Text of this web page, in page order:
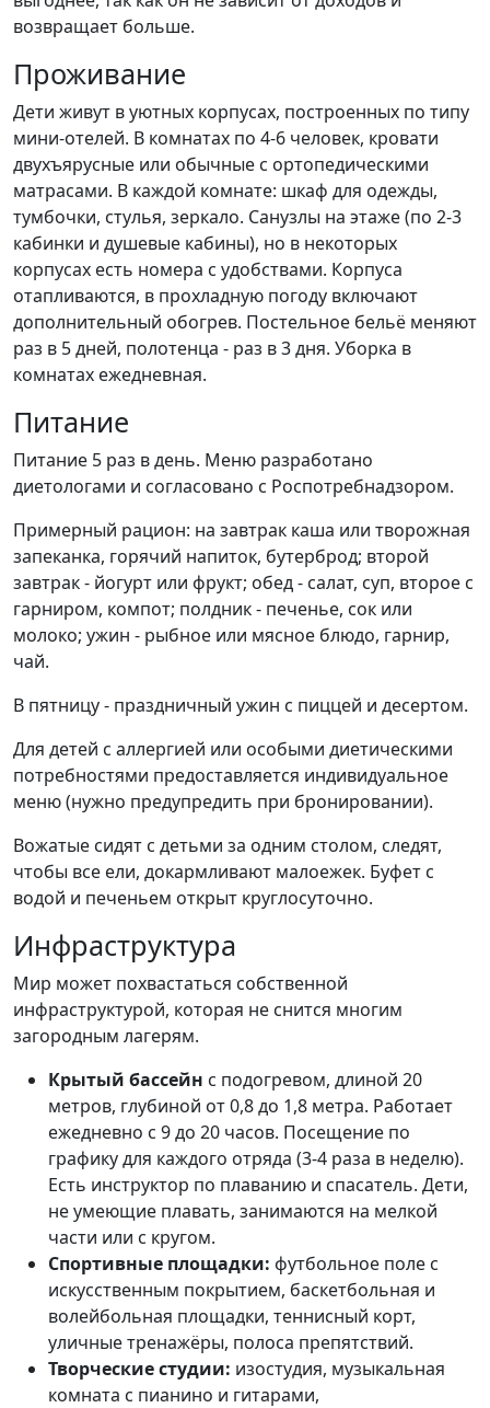
возвращает больше.
Проживание
Дети живут в уютных корпусах, построенных по типу
мини-отелей. В комнатах по 4-6 человек, кровати
двухъярусные или обычные с ортопедическими
матрасами. В каждой комнате: шкаф для одежды,
тумбочки, стулья, зеркало. Санузлы на этаже (по 2-3
кабинки и душевые кабины), но в некоторых
корпусах есть номера с удобствами. Корпуса
отапливаются, в прохладную погоду включают
дополнительный обогрев. Постельное бельё меняют
раз в 5 дней, полотенца - раз в 3 дня. Уборка в
комнатах ежедневная.
Питание
Питание 5 раз в день. Меню разработано
диетологами и согласовано с Роспотребнадзором.
Примерный рацион: на завтрак каша или творожная
запеканка, горячий напиток, бутерброд; второй
завтрак - йогурт или фрукт; обед - салат, суп, второе с
гарниром, компот; полдник - печенье, сок или
молоко; ужин - рыбное или мясное блюдо, гарнир,
чай.
В пятницу - праздничный ужин с пиццей и десертом.
Для детей с аллергией или особыми диетическими
потребностями предоставляется индивидуальное
меню (нужно предупредить при бронировании).
Вожатые сидят с детьми за одним столом, следят,
чтобы все ели, докармливают малоежек. Буфет с
водой и печеньем открыт круглосуточно.
Инфраструктура
Мир может похвастаться собственной
инфраструктурой, которая не снится многим
загородным лагерям.
Крытый бассейн с подогревом, длиной 20
метров, глубиной от 0,8 до 1,8 метра. Работает
ежедневно с 9 до 20 часов. Посещение по
графику для каждого отряда (3-4 раза в неделю).
Есть инструктор по плаванию и спасатель. Дети,
не умеющие плавать, занимаются на мелкой
части или с кругом.
Спортивные площадки: футбольное поле с
искусственным покрытием, баскетбольная и
волейбольная площадки, теннисный корт,
уличные тренажёры, полоса препятствий.
Творческие студии: изостудия, музыкальная
комната с пианино и гитарами,